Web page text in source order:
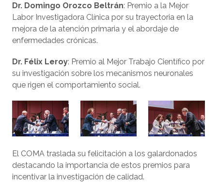
Dr. Domingo Orozco Beltrán: Premio a la Mejor
Labor Investigadora Clínica por su trayectoria en la
mejora de la atención primaria y el abordaje de
enfermedades crónicas.
Dr. Félix Leroy: Premio al Mejor Trabajo Científico por
su investigación sobre los mecanismos neuronales
que rigen el comportamiento social.
El COMA traslada su felicitación a los galardonados
destacando la importancia de estos premios para
incentivar la investigación de calidad.